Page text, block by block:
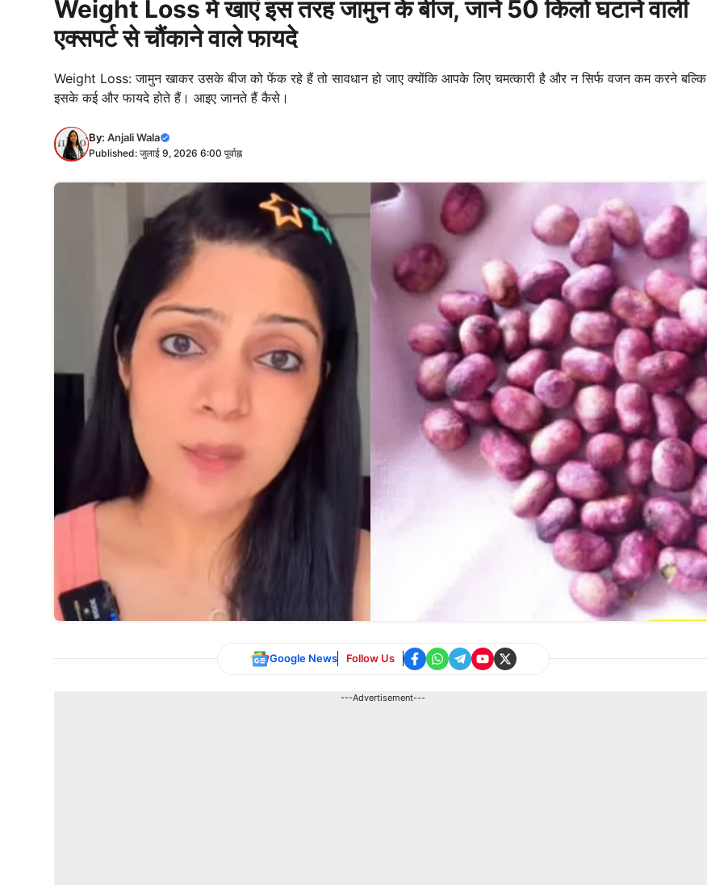
Weight Loss में खाएं इस तरह जामुन के बीज, जानें 50 किलो घटाने वाली
एक्सपर्ट से चौंकाने वाले फायदे
Weight Loss: जामुन खाकर उसके बीज को फेंक रहे हैं तो सावधान हो जाए क्योंकि आपके लिए चमत्कारी है और न सिर्फ वजन कम करने बल्कि
इसके कई और फायदे होते हैं। आइए जानते हैं कैसे।
By: Anjali Wala
Published: जुलाई 9, 2026 6:00 पूर्वाह्न
Google News Follow Us
---Advertisement---